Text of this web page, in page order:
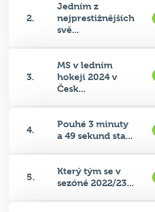
2.
Jedním z
nejprestižnějších
svě...
3.
MS v ledním
hokeji 2024 v
Česk...
4.
Pouhé 3 minuty
a 49 sekund sta...
5.
Který tým se v
sezóně 2022/23...